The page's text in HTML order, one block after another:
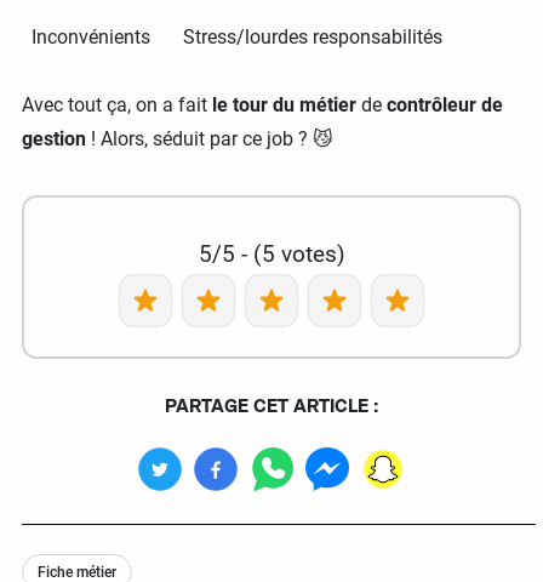
Inconvénients Stress/lourdes responsabilités
Avec tout ça, on a fait le tour du métier de contrôleur de
gestion ! Alors, séduit par ce job ? 😼
5/5 - (5 votes)
PARTAGE CET ARTICLE :
Fiche métier